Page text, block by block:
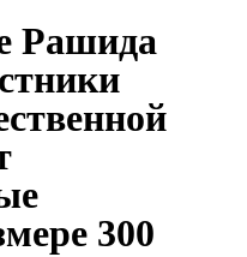
Рашида
300